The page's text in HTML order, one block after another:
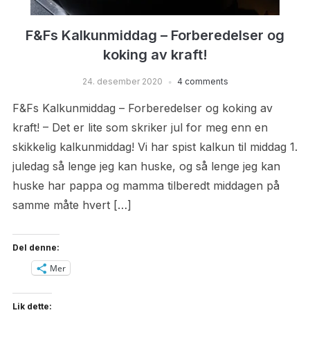
F&Fs Kalkunmiddag – Forberedelser og
koking av kraft!
24. desember 2020 4 comments
F&Fs Kalkunmiddag – Forberedelser og koking av
kraft! – Det er lite som skriker jul for meg enn en
skikkelig kalkunmiddag! Vi har spist kalkun til middag 1.
juledag så lenge jeg kan huske, og så lenge jeg kan
huske har pappa og mamma tilberedt middagen på
samme måte hvert […]
Del denne:
Mer
Lik dette: